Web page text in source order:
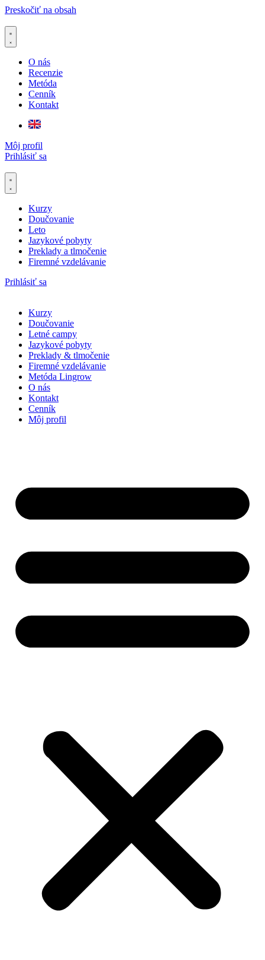
Preskočiť na obsah
O nás
Recenzie
Metóda
Cenník
Kontakt
Môj profil
Prihlásiť sa
Kurzy
Doučovanie
Leto
Jazykové pobyty
Preklady a tlmočenie
Firemné vzdelávanie
Prihlásiť sa
Kurzy
Doučovanie
Letné campy
Jazykové pobyty
Preklady & tlmočenie
Firemné vzdelávanie
Metóda Lingrow
O nás
Kontakt
Cenník
Môj profil